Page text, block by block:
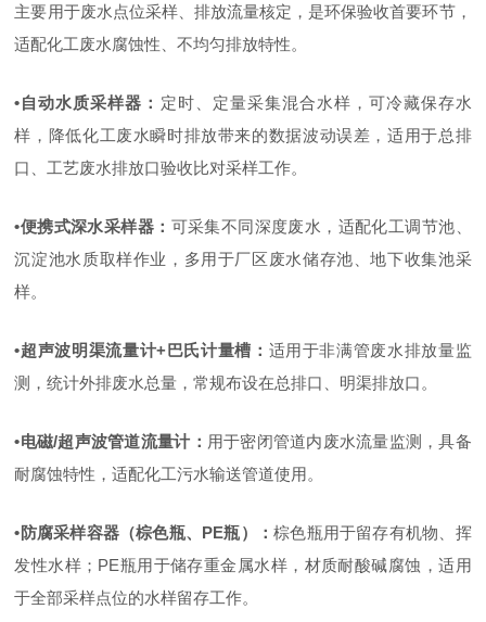
主要用于废水点位采样、排放流量核定，是环保验收首要环节，
适配化工废水腐蚀性、不均匀排放特性。
•自动水质采样器 ： 定时、定量采集混合水样，可冷藏保存水
样，降低化工废水瞬时排放带来的数据波动误差，适用于总排
口、工艺废水排放口验收比对采样工作。
•便携式深水采样器 ： 可采集不同深度废水，适配化工调节池、
沉淀池水质取样作业，多用于厂区废水储存池、地下收集池采
样。
•超声波明渠流量计+巴氏计量槽 ： 适用于非满管废水排放量监
测，统计外排废水总量，常规布设在总排口、明渠排放口。
•电磁/超声波管道流量计： 用于密闭管道内废水流量监测，具备
耐腐蚀特性，适配化工污水输送管道使用。
•防腐采样容器（棕色瓶、 PE瓶） ：棕色瓶用于留存有机物、挥
发性水样； PE瓶用于储存重金属水样，材质耐酸碱腐蚀，适用
于全部采样点位的水样留存工作。